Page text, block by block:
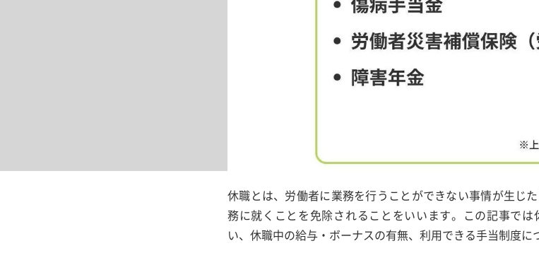
休職とは、労働者に業務を行うことができない事情が生じ
務に就くことを免除されることをいいます。この記事で
い、休職中の給与・ボーナスの有無、利用できる手当制度に